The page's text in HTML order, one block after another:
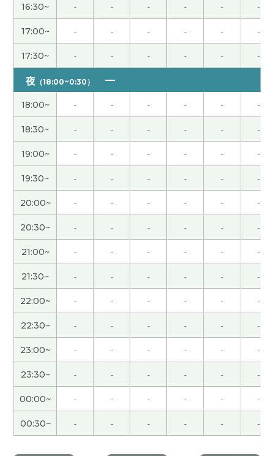
いつも楽しいお話をありがとうございます！ま
た、いろいろ聞かせてくださいね！
USAKO老师、今天又上了一堂有趣的课。我期待下
一堂课。谢谢您！
谢谢USAKO老师！好久不见了！对啊,时间过得真快
啊!但是,我的中文进步比较慢哈哈哈。以"不怕慢,就
怕站"的精神努力奋斗。我们再聊聊吧。我期待接下
来的课。下次见～。
谢谢老师。
我真佩服你学日语和做国际交流工作的经历。也是
对我很有益的。我希望你将来不久会找个更广泛的
机会，也能用你武之地扩大国际交流活动范围。谢
谢。( 男性 )
発音指導をありがとうございました。
楽しいレッスンをありがとうございました！
谢谢( 40代 男性 )
谢谢您。我很期待学习《301 句诗第二卷》。
你说话的词汇水平和语速都恰到好处，非常合适的
16:30~ - - - - - -
17:00~ - - - - - -
17:30~ - - - - - -
夜 （18:00~0:30）
18:00~ - - - - - -
18:30~ - - - - - -
19:00~ - - - - - -
19:30~ - - - - - -
20:00~ - - - - - -
20:30~ - - - - - -
21:00~ - - - - - -
21:30~ - - - - - -
22:00~ - - - - - -
22:30~ - - - - - -
23:00~ - - - - - -
23:30~ - - - - - -
00:00~ - - - - - -
00:30~ - - - - - -